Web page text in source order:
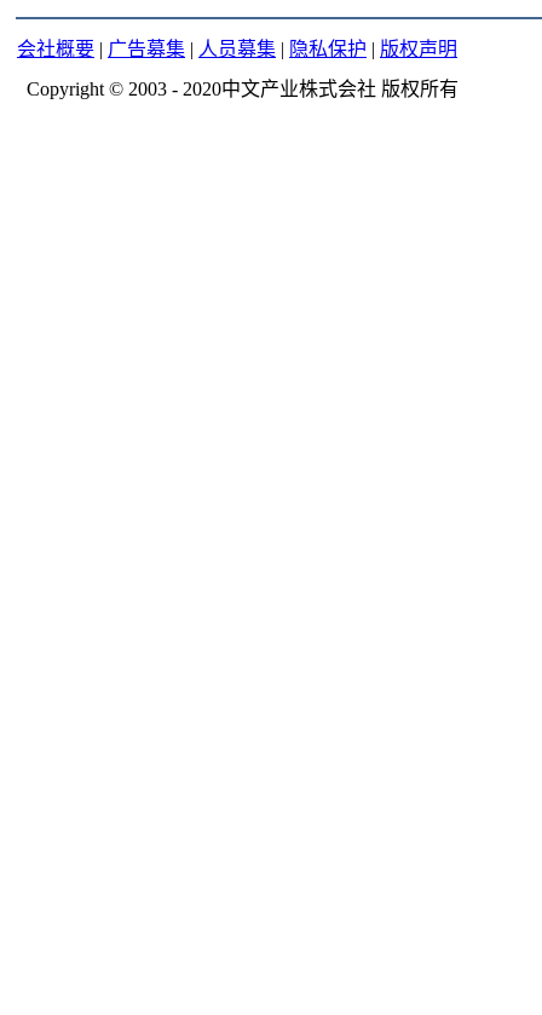
会社概要 | 广告募集 | 人员募集 | 隐私保护 | 版权声明
Copyright © 2003 - 2020中文产业株式会社 版权所有